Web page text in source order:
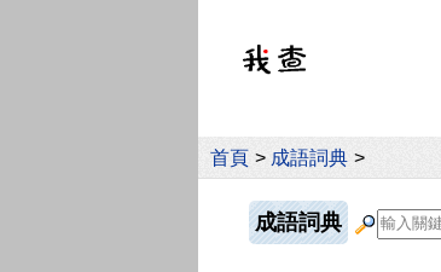
首頁 > 成語詞典 >
成語詞典